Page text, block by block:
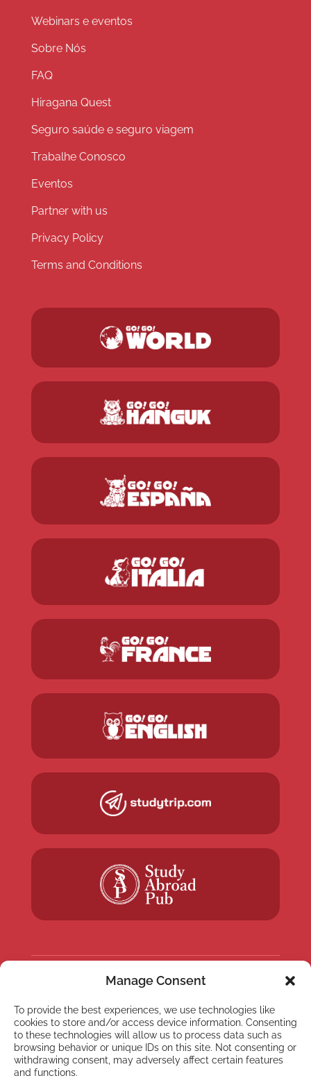
Manage Consent
To provide the best experiences, we use technologies like
cookies to store and/or access device information. Consenting
to these technologies will allow us to process data such as
browsing behavior or unique IDs on this site. Not consenting or
withdrawing consent, may adversely affect certain features
and functions.
Webinars e eventos
Sobre Nós
FAQ
Hiragana Quest
Seguro saúde e seguro viagem
Trabalhe Conosco
Eventos
Partner with us
Privacy Policy
Terms and Conditions
Inscreva-se em nossa
newsletter